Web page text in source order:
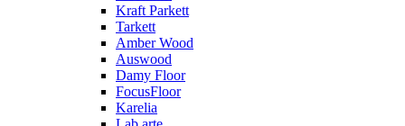
Kraft Parkett
Tarkett
Amber Wood
Auswood
Damy Floor
FocusFloor
Karelia